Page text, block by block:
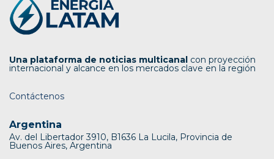
Una plataforma de noticias multicanal con proyección
internacional y alcance en los mercados clave en la región
Contáctenos
Argentina
Av. del Libertador 3910, B1636 La Lucila, Provincia de
Buenos Aires, Argentina